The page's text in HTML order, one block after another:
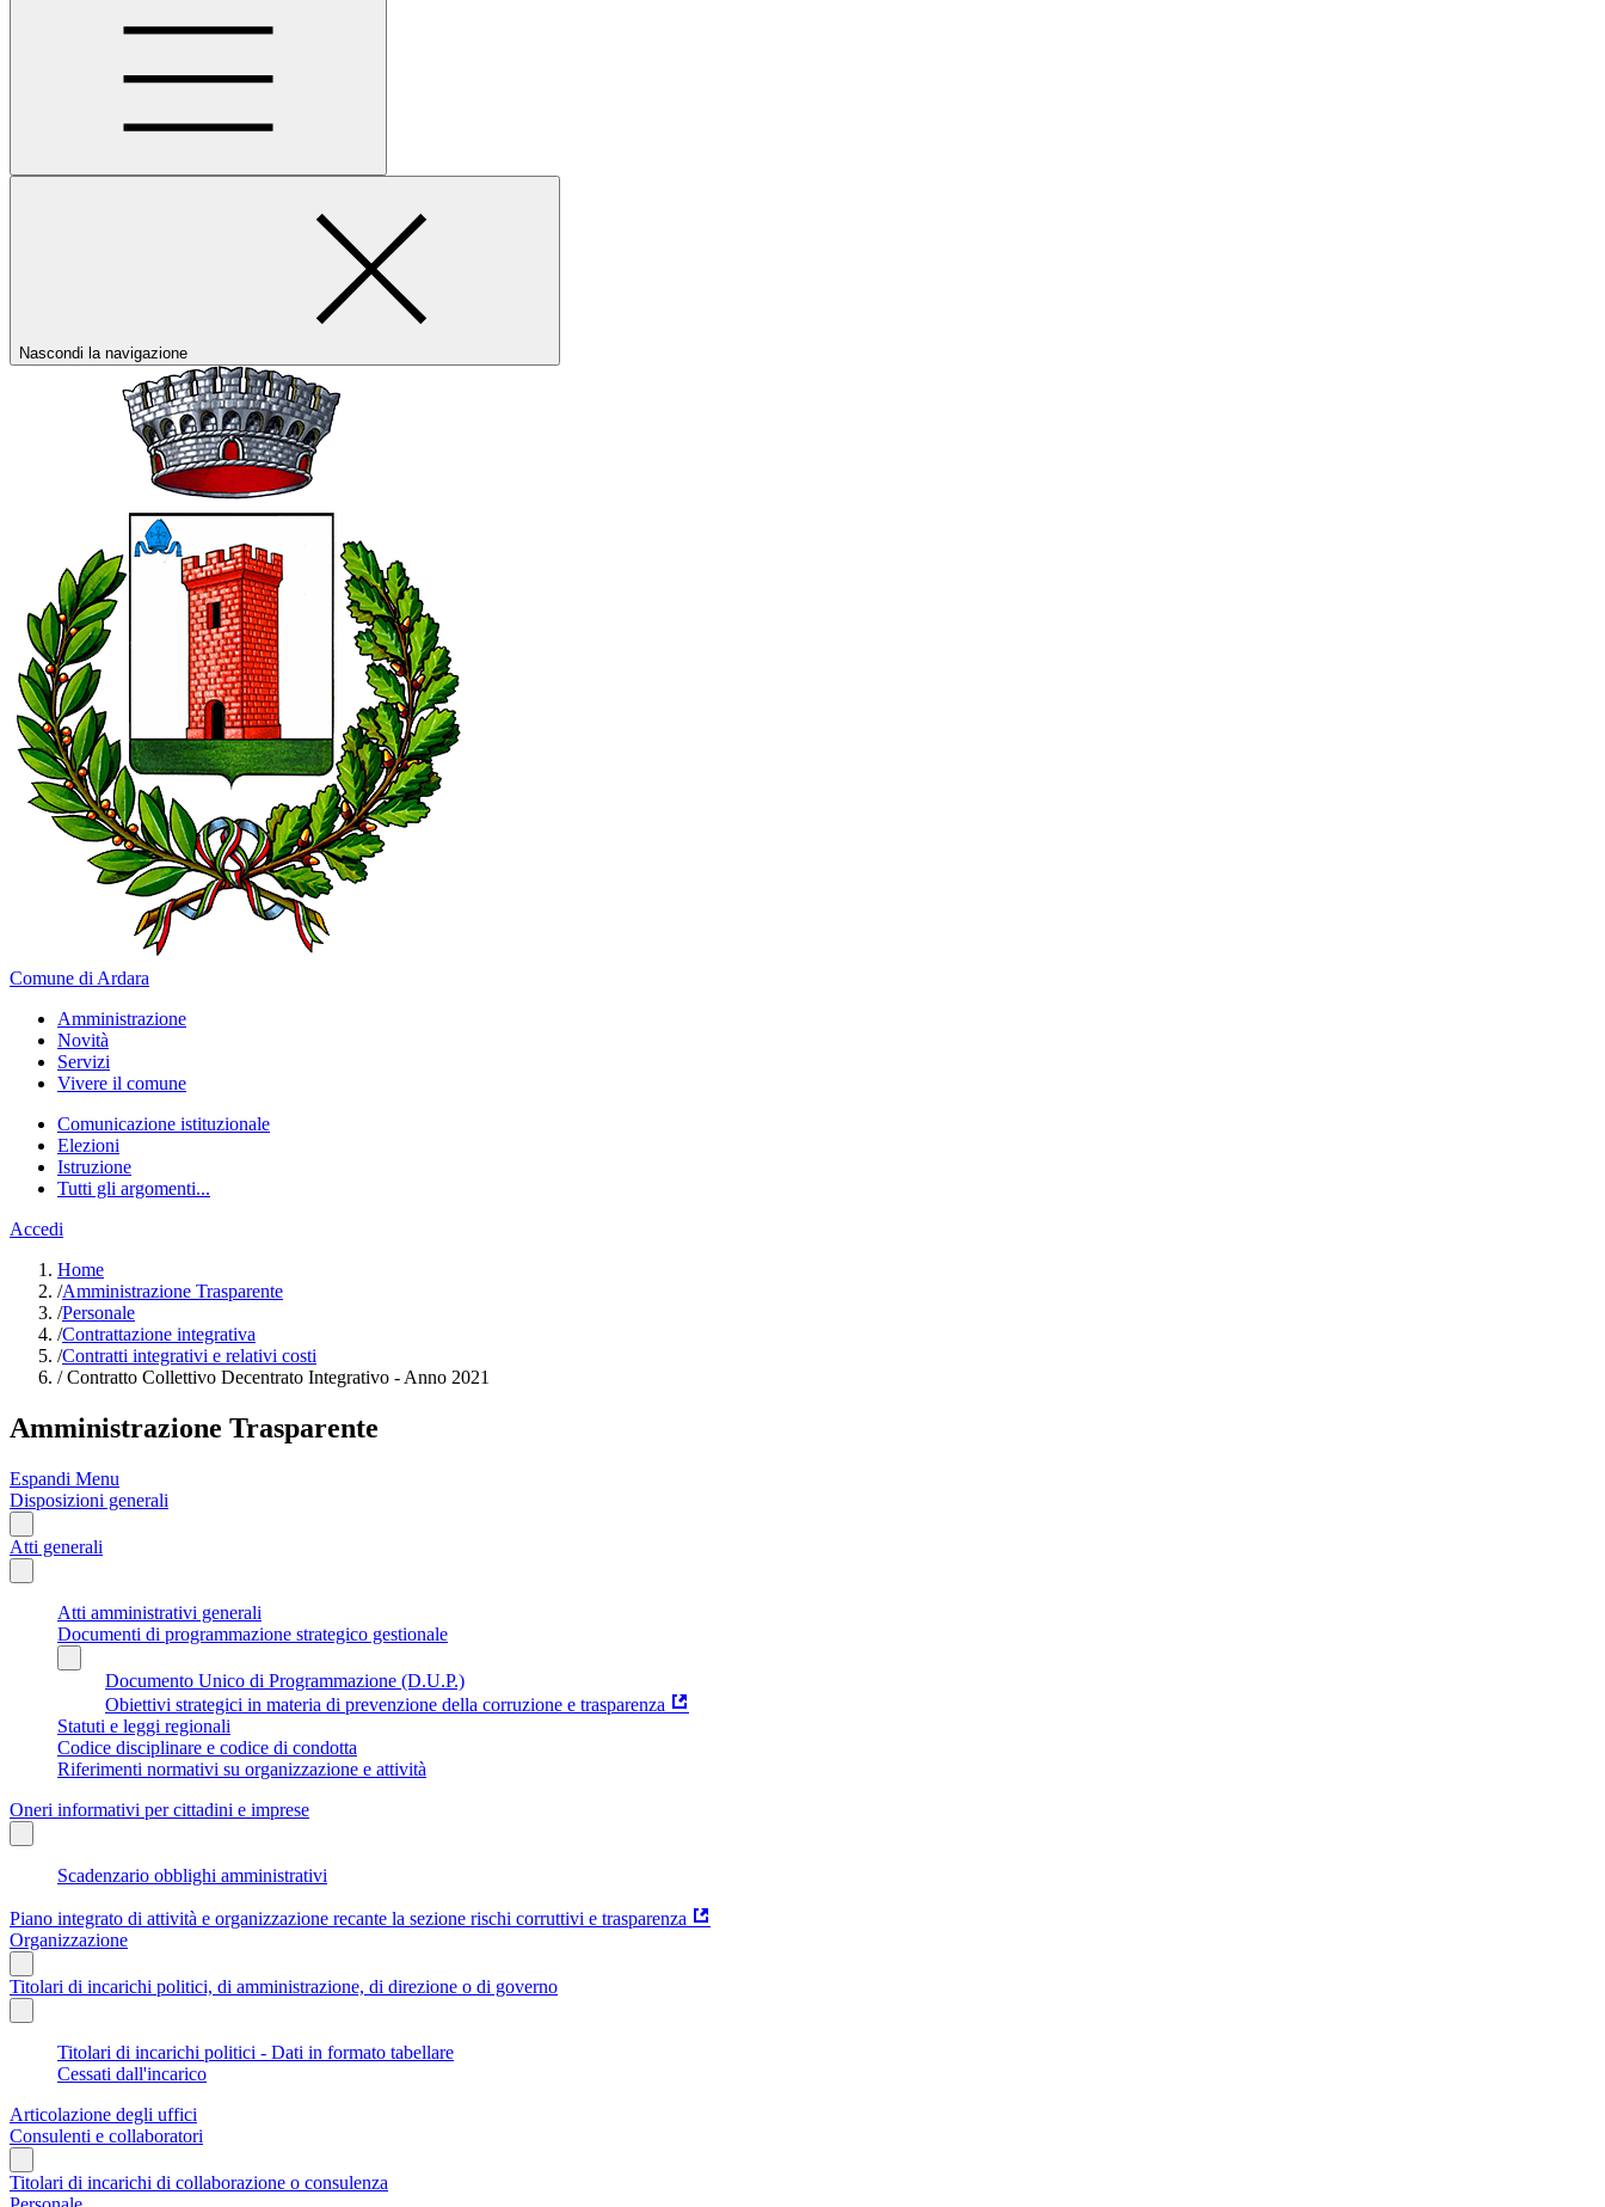
Nascondi la navigazione
Comune di Ardara
Amministrazione
Novità
Servizi
Vivere il comune
Comunicazione istituzionale
Elezioni
Istruzione
Tutti gli argomenti...
Accedi
Home
/Amministrazione Trasparente
/Personale
/Contrattazione integrativa
/Contratti integrativi e relativi costi
/Contratto Collettivo Decentrato Integrativo - Anno 2021
Amministrazione Trasparente
Espandi Menu
Disposizioni generali
Atti generali
Atti amministrativi generali
Documenti di programmazione strategico gestionale
Documento Unico di Programmazione (D.U.P.)
Obiettivi strategici in materia di prevenzione della corruzione e trasparenza
Statuti e leggi regionali
Codice disciplinare e codice di condotta
Riferimenti normativi su organizzazione e attività
Oneri informativi per cittadini e imprese
Scadenzario obblighi amministrativi
Piano integrato di attività e organizzazione recante la sezione rischi corruttivi e trasparenza
Organizzazione
Titolari di incarichi politici, di amministrazione, di direzione o di governo
Titolari di incarichi politici - Dati in formato tabellare
Cessati dall'incarico
Articolazione degli uffici
Consulenti e collaboratori
Titolari di incarichi di collaborazione o consulenza